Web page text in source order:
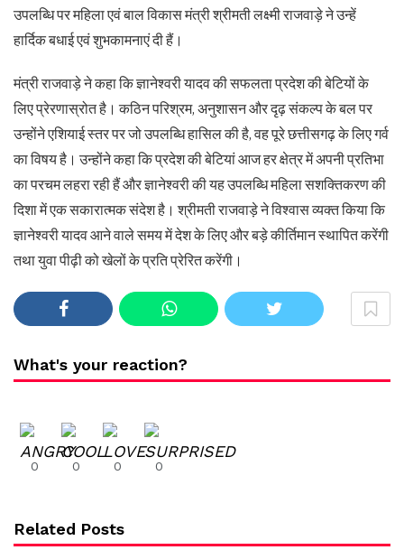
उपलब्धि पर महिला एवं बाल विकास मंत्री श्रीमती लक्ष्मी राजवाड़े ने उन्हें
हार्दिक बधाई एवं शुभकामनाएं दी हैं।
मंत्री राजवाड़े ने कहा कि ज्ञानेश्वरी यादव की सफलता प्रदेश की बेटियों के
लिए प्रेरणास्रोत है। कठिन परिश्रम, अनुशासन और दृढ़ संकल्प के बल पर
उन्होंने एशियाई स्तर पर जो उपलब्धि हासिल की है, वह पूरे छत्तीसगढ़ के लिए गर्व
का विषय है। उन्होंने कहा कि प्रदेश की बेटियां आज हर क्षेत्र में अपनी प्रतिभा
का परचम लहरा रही हैं और ज्ञानेश्वरी की यह उपलब्धि महिला सशक्तिकरण की
दिशा में एक सकारात्मक संदेश है। श्रीमती राजवाड़े ने विश्वास व्यक्त किया कि
ज्ञानेश्वरी यादव आने वाले समय में देश के लिए और बड़े कीर्तिमान स्थापित करेंगी
तथा युवा पीढ़ी को खेलों के प्रति प्रेरित करेंगी।
What's your reaction?
0 0 0 0
Related Posts